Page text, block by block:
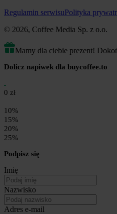
Regulamin serwisuPolityka
© 2026, Coffee Media Sp. z o.o.
Mamy dla ciebie prezent!
Dolicz napiwek dla buycoffee.to
0 zł
10%
15%
20%
25%
Podpisz się
Imię
Nazwisko
Adres e-mail